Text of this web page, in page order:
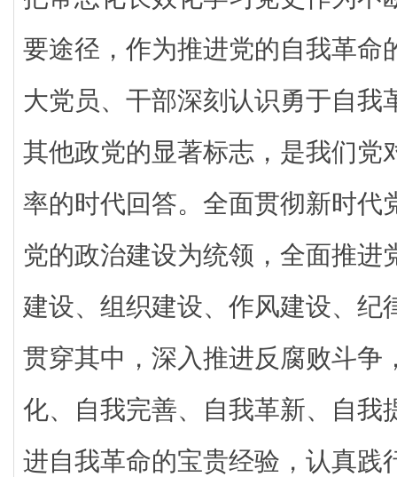
要途径，作为推进党的自我革命
大党员、干部深刻认识勇于自我
其他政党的显著标志，是我们党
率的时代回答。全面贯彻新时代
党的政治建设为统领，全面推进
建设、组织建设、作风建设、纪
贯穿其中，深入推进反腐败斗争
化、自我完善、自我革新、自我
进自我革命的宝贵经验，认真践